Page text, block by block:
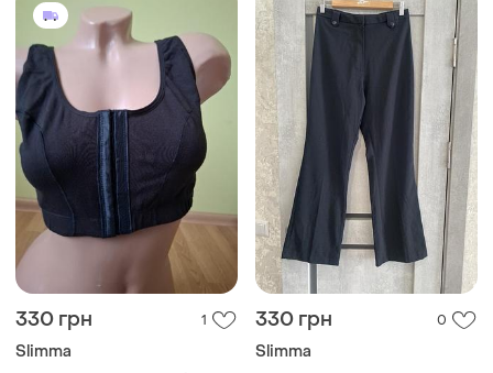
330 грн 1
Slimma
330 грн 0
Slimma